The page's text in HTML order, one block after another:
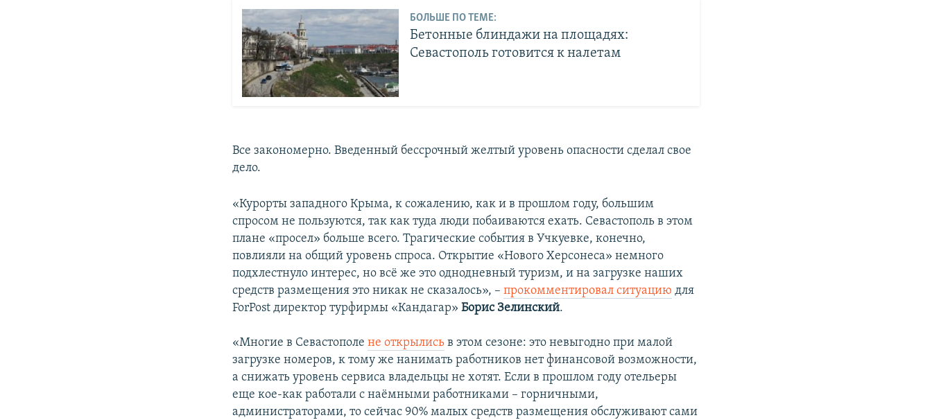
БОЛЬШЕ ПО ТЕМЕ:
Бетонные блиндажи на площадях:
Севастополь готовится к налетам
Все закономерно. Введенный бессрочный желтый уровень опасности сделал свое
дело.
«Курорты западного Крыма, к сожалению, как и в прошлом году, большим
спросом не пользуются, так как туда люди побаиваются ехать. Севастополь в этом
плане «просел» больше всего. Трагические события в Учкуевке, конечно,
повлияли на общий уровень спроса. Открытие «Нового Херсонеса» немного
подхлестнуло интерес, но всё же это однодневный туризм, и на загрузке наших
средств размещения это никак не сказалось», –прокомментировал ситуацию для
ForPost директор турфирмы «Кандагар»Борис Зелинский.
«Многие в Севастополене открылись в этом сезоне: это невыгодно при малой
загрузке номеров, к тому же нанимать работников нет финансовой возможности,
а снижать уровень сервиса владельцы не хотят. Если в прошлом году отельеры
еще кое-как работали с наёмными работниками – горничными,
администраторами, то сейчас 90% малых средств размещения обслуживают сами